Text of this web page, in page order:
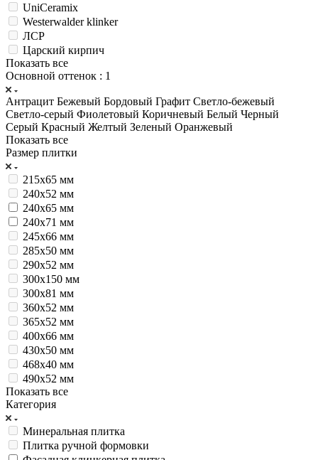
UniCeramix
Westerwalder klinker
ЛСР
Царский кирпич
Показать все
Основной оттенок : 1
Антрацит Бежевый Бордовый Графит Светло-бежевый
Светло-серый Фиолетовый Коричневый Белый Черный
Серый Красный Желтый Зеленый Оранжевый
Показать все
Размер плитки
215х65 мм
240x52 мм
240x65 мм
240x71 мм
245х66 мм
285х50 мм
290x52 мм
300х150 мм
300х81 мм
360x52 мм
365x52 мм
400х66 мм
430х50 мм
468x40 мм
490х52 мм
Показать все
Категория
Минеральная плитка
Плитка ручной формовки